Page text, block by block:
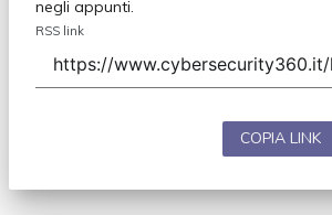
negli appunti.
RSS link
COPIA LINK